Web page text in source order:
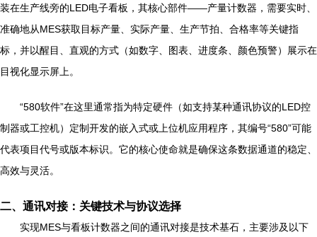
装在生产线旁的LED电子看板，其核心部件——产量计数器，需要实时、
准确地从MES获取目标产量、实际产量、生产节拍、合格率等关键指
标，并以醒目、直观的方式（如数字、图表、进度条、颜色预警）展示在
目视化显示屏上。
“580软件”在这里通常指为特定硬件（如支持某种通讯协议的LED控
制器或工控机）定制开发的嵌入式或上位机应用程序，其编号“580”可能
代表项目代号或版本标识。它的核心使命就是确保这条数据通道的稳定、
高效与灵活。
二、通讯对接：关键技术与协议选择
实现MES与看板计数器之间的通讯对接是技术基石，主要涉及以下